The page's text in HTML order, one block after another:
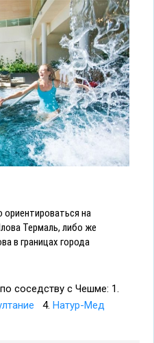
на
Термаль, либо же
в границах города
по соседству с Чешме: 1.
4. Натур-Мед